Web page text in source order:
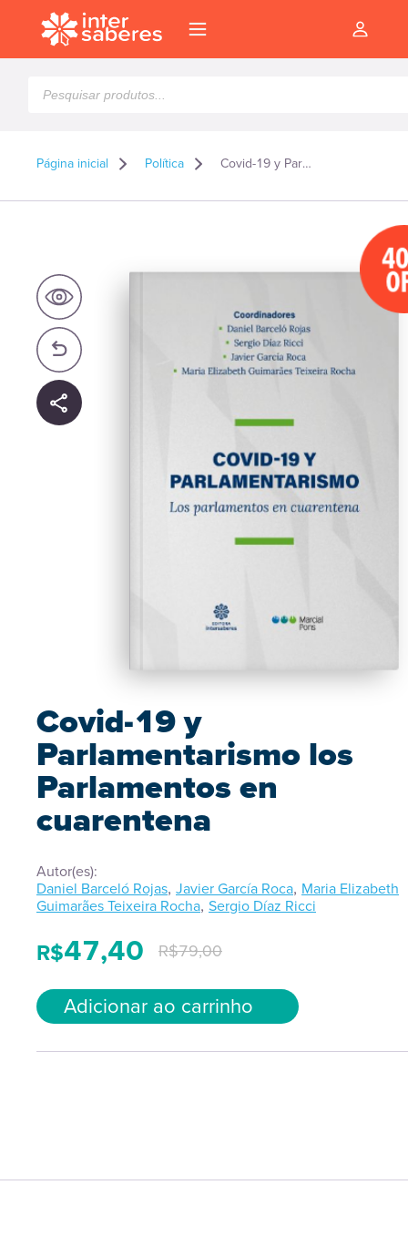
produtos
Página inicial Política Covid-19 y Parlamentarismo los Parlamentos en cuarentena
Covid-19 y
Parlamentarismo los
Parlamentos en
cuarentena
Autor(es):
Daniel Barceló Rojas, Javier García Roca, Maria Elizabeth
Guimarães Teixeira Rocha, Sergio Díaz Ricci
R$79,00
R$47,40
Adicionar ao carrinho